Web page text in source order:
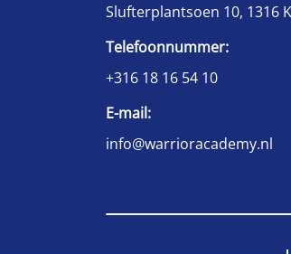
Slufterplantsoen 10, 1316
Telefoonnummer:
+316 18 16 54 10
E-mail:
info@warrioracademy.nl